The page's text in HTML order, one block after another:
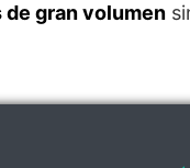
gran volumen